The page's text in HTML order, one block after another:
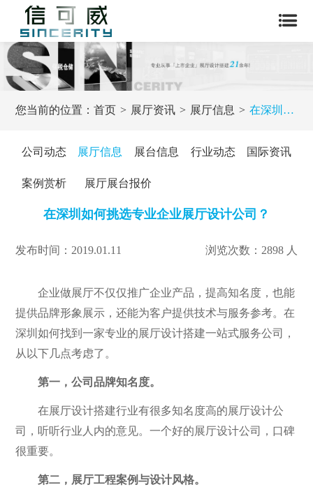
您当前的位置：首页 展厅资讯 展厅信息 在深圳如何挑选专业企业展厅设计公司？
公司动态 展厅信息 展台信息 行业动态 国际资讯
案例赏析 展厅展台报价
在深圳如何挑选专业企业展厅设计公司？
发布时间：2019.01.11 浏览次数：2898 人
企业做展厅不仅仅推广企业产品，提高知名度，也能
提供品牌形象展示，还能为客户提供技术与服务参考。在
深圳如何找到一家专业的展厅设计搭建一站式服务公司，
从以下几点考虑了。
第一，公司品牌知名度。
在展厅设计搭建行业有很多知名度高的展厅设计公
司，听听行业人内的意见。一个好的展厅设计公司，口碑
很重要。
第二，展厅工程案例与设计风格。